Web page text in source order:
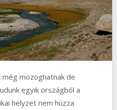
még mozoghatnak de
egyik országból a
helyzet nem húzza